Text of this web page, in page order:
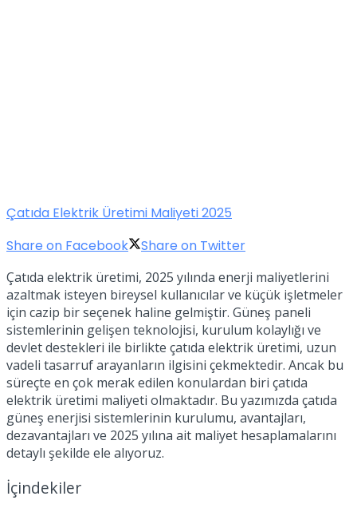
Çatıda Elektrik Üretimi Maliyeti 2025
Share on Facebook
Share on Twitter
Çatıda elektrik üretimi, 2025 yılında enerji maliyetlerini
azaltmak isteyen bireysel kullanıcılar ve küçük işletmeler
için cazip bir seçenek haline gelmiştir. Güneş paneli
sistemlerinin gelişen teknolojisi, kurulum kolaylığı ve
devlet destekleri ile birlikte çatıda elektrik üretimi, uzun
vadeli tasarruf arayanların ilgisini çekmektedir. Ancak bu
süreçte en çok merak edilen konulardan biri çatıda
elektrik üretimi maliyeti olmaktadır. Bu yazımızda çatıda
güneş enerjisi sistemlerinin kurulumu, avantajları,
dezavantajları ve 2025 yılına ait maliyet hesaplamalarını
detaylı şekilde ele alıyoruz.
İçindekiler